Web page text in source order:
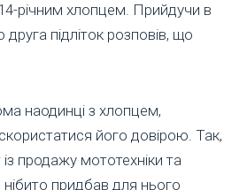
річним хлопцем. Прийдучи в
підліток розповів, що
наодинці з хлопцем,
його довірою. Так,
продажу мототехніки та
придбав для нього